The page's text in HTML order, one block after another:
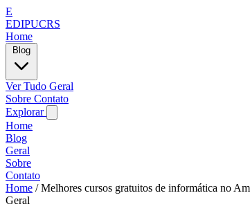
E
EDIPUCRS
Home
Ver Tudo Geral
Sobre Contato
Explorar
Home
Blog
Geral
Sobre
Contato
Home / Melhores cursos gratuitos de informática no
Geral